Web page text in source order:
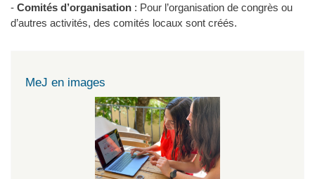
- Comités d’organisation : Pour l’organisation de congrès ou
d’autres activités, des comités locaux sont créés.
MeJ en images